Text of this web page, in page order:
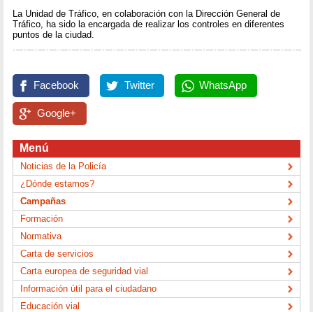
La Unidad de Tráfico, en colaboración con la Dirección General de
Tráfico, ha sido la encargada de realizar los controles en diferentes
puntos de la ciudad.
Facebook Twitter WhatsApp
Google+
Menú
Noticias de la Policía
¿Dónde estamos?
Campañas
Formación
Normativa
Carta de servicios
Carta europea de seguridad vial
Información útil para el ciudadano
Educación vial